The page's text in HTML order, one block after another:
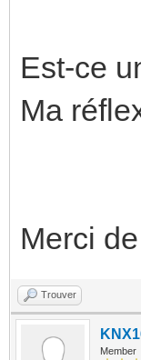
Est-ce
Ma
Merci
Trouver
Member